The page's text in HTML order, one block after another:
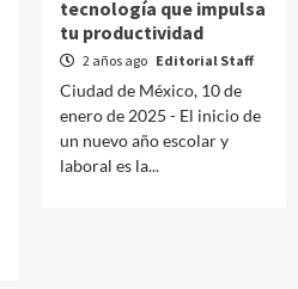
tecnología que impulsa
tu productividad
2 años ago Editorial Staff
Ciudad de México, 10 de
enero de 2025 - El inicio de
un nuevo año escolar y
laboral es la...